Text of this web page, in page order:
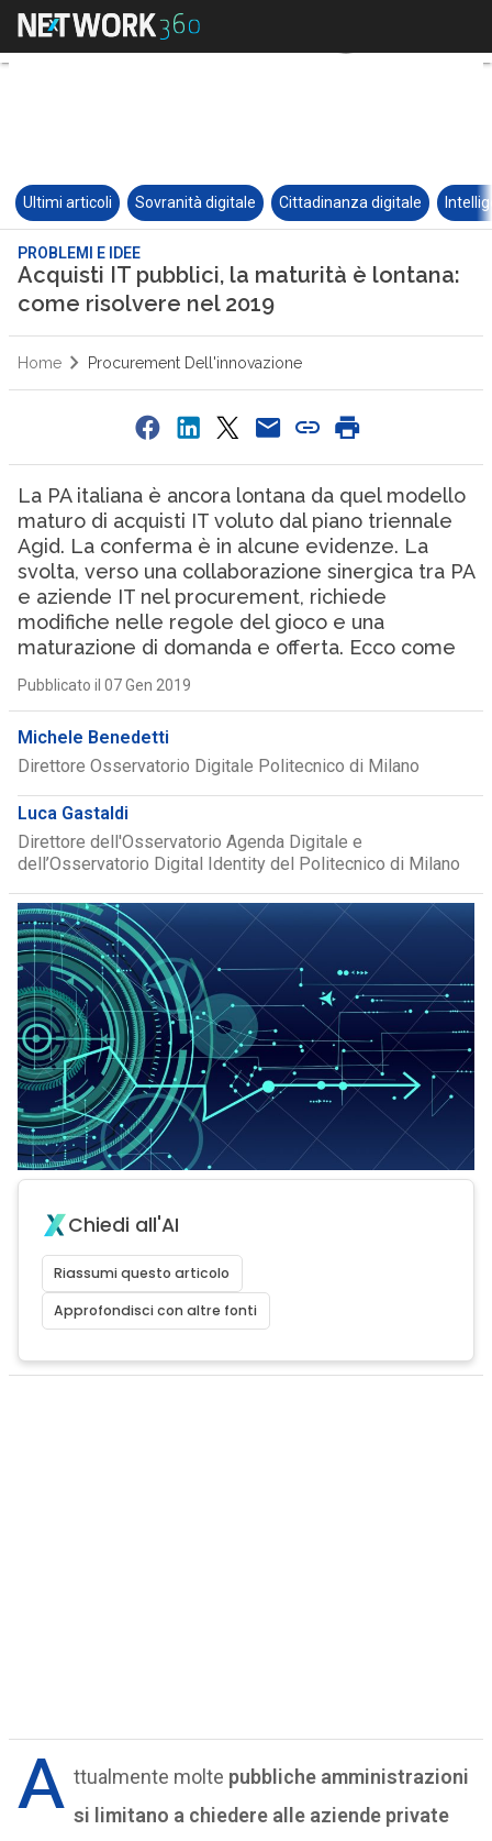
Ultimi articoli Sovranità digitale Cittadinanza digitale
PROBLEMI E IDEE
Acquisti IT pubblici, la maturità è lontana:
come risolvere nel 2019
Home Procurement Dell'innovazione
La PA italiana è ancora lontana da quel modello
maturo di acquisti IT voluto dal piano triennale
Agid. La conferma è in alcune evidenze. La
svolta, verso una collaborazione sinergica tra PA
e aziende IT nel procurement, richiede
modifiche nelle regole del gioco e una
maturazione di domanda e offerta. Ecco come
Pubblicato il 07 Gen 2019
Michele Benedetti
Direttore Osservatorio Digitale Politecnico di Milano
Luca Gastaldi
Direttore dell'Osservatorio Agenda Digitale e
dell’Osservatorio Digital Identity del Politecnico di Milano
Chiedi all'AI
Riassumi questo articolo
Approfondisci con altre fonti
A ttualmente molte pubbliche amministrazioni
si limitano a chiedere alle aziende private